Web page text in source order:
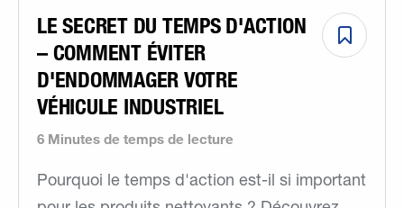
6 Minutes de temps de lecture
LE SECRET DU TEMPS D'ACTION
– COMMENT ÉVITER
D'ENDOMMAGER VOTRE
VÉHICULE INDUSTRIEL
Pourquoi le temps d'action est-il si important